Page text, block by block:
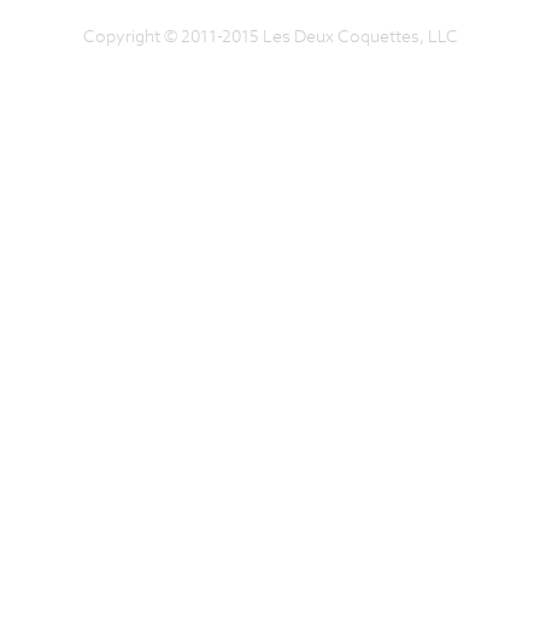
Copyright © 2011-2015 Les Deux Coquettes, LLC